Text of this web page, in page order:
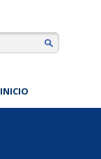
INICIO